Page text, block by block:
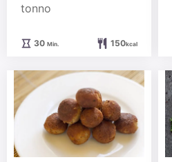
tonno
30Minuten
Min. 150kcal